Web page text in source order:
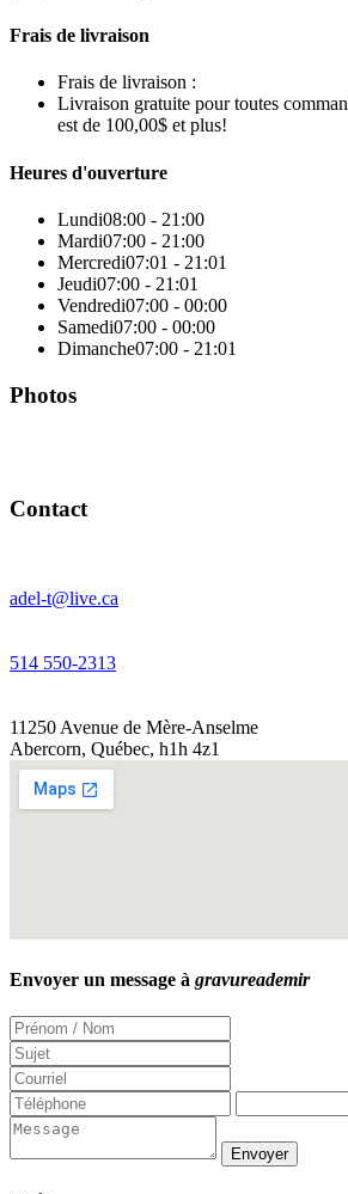
Frais de livraison
Frais de livraison :
Livraison gratuite pour toutes
est de 100,00$ et plus!
Heures d'ouverture
Lundi08:00 - 21:00
Mardi07:00 - 21:00
Mercredi07:01 - 21:01
Jeudi07:00 - 21:01
Vendredi07:00 - 00:00
Samedi07:00 - 00:00
Dimanche07:00 - 21:01
Photos
Contact
adel-t@live.ca
514 550-2313
11250 Avenue de Mère-Anselme
Abercorn, Québec, h1h 4z1
Envoyer un message à gravureademir